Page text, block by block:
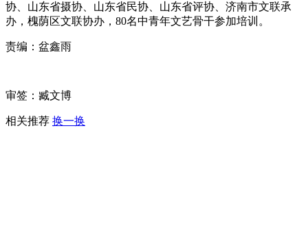
协、山东省摄协、山东省民协、山东省评协、济南市文联承
办，槐荫区文联协办，80名中青年文艺骨干参加培训。
责编：盆鑫雨
审签：臧文博
相关推荐 换一换